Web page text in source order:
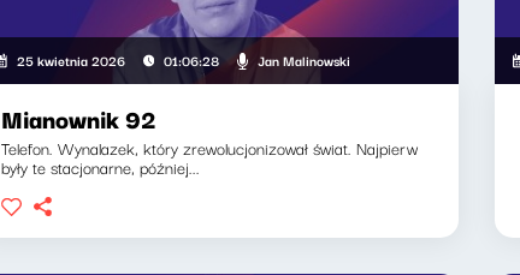
25 kwietnia 2026 01:06:28 Jan Malinowski
Mianownik 92
Telefon. Wynalazek, który zrewolucjonizował świat. Najpierw
były te stacjonarne, później...